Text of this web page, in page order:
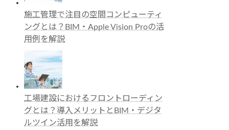
施工管理で注目の空間コンピューティ
ングとは？BIM・Apple Vision Proの活
用例を解説
工場建設におけるフロントローディン
グとは？導入メリットとBIM・デジタ
ルツイン活用を解説